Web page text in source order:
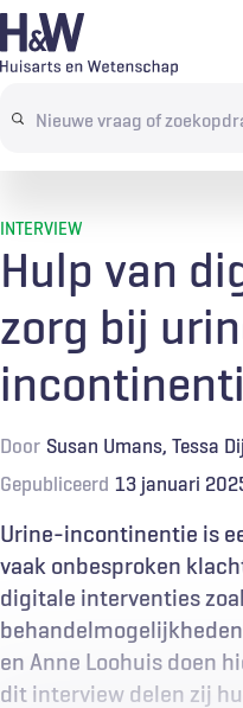
Overslaan
en
de Search
terms
Abonneren
INTERVIEW
Hulp van
zorg bij
Door Susan Umans Tessa
Gepubliceerd 13 januari
Urine-incontinentie is
vaak onbesproken
digitale interventies
en Anne Loohuis doen
dit interview delen zij